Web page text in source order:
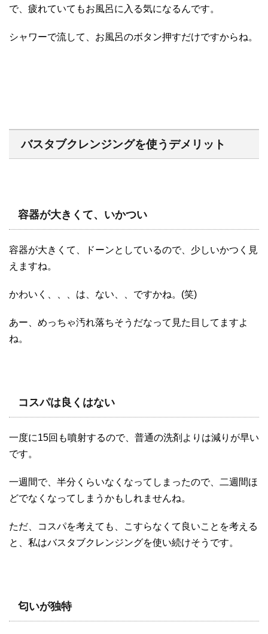
で、疲れていてもお風呂に入る気になるんです。
シャワーで流して、お風呂のボタン押すだけですからね。
バスタブクレンジングを使うデメリット
容器が大きくて、いかつい
容器が大きくて、ドーンとしているので、少しいかつく見
えますね。
かわいく、、、は、ない、、ですかね。(笑)
あー、めっちゃ汚れ落ちそうだなって見た目してますよ
ね。
コスパは良くはない
一度に15回も噴射するので、普通の洗剤よりは減りが早い
です。
一週間で、半分くらいなくなってしまったので、二週間ほ
どでなくなってしまうかもしれませんね。
ただ、コスパを考えても、こすらなくて良いことを考える
と、私はバスタブクレンジングを使い続けそうです。
匂いが独特